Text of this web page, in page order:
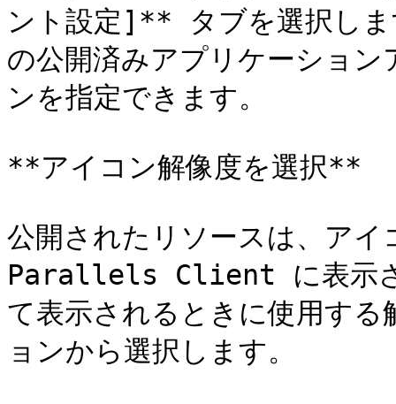
ント設定]** タブを選択しま
の公開済みアプリケーショ
ンを指定できます。
**アイコン解像度を選択**
公開されたリソースは、ア
Parallels Client に表示さ
て表示されるときに使用す
ョンから選択します。